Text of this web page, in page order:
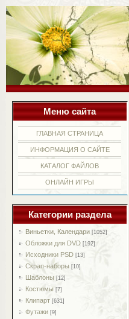
Меню сайта
ГЛАВНАЯ СТРАНИЦА
ИНФОРМАЦИЯ О САЙТЕ
КАТАЛОГ ФАЙЛОВ
ОНЛАЙН ИГРЫ
Категории раздела
Виньетки, Календари [1052]
Обложки для DVD [192]
Исходники PSD [13]
Скрап-наборы [10]
Шаблоны [12]
Костюмы [7]
Клипарт [631]
Футажи [9]